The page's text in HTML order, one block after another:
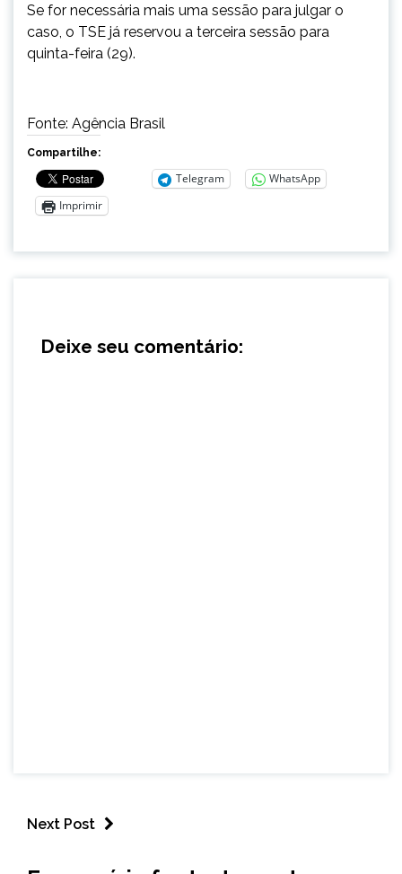
Se for necessária mais uma sessão para julgar o
caso, o TSE já reservou a terceira sessão para
quinta-feira (29).
Fonte: Agência Brasil
Compartilhe:
Telegram
WhatsApp
Imprimir
Deixe seu comentário:
Next Post